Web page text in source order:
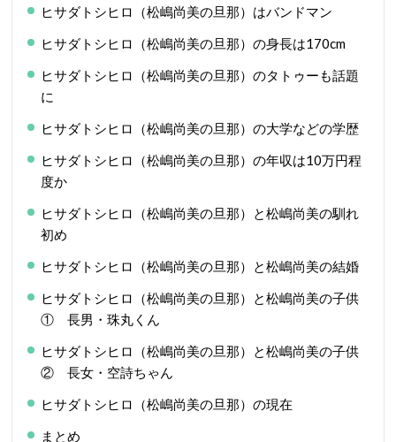
ヒサダトシヒロ（松嶋尚美の旦那）はバンドマン
ヒサダトシヒロ（松嶋尚美の旦那）の身長は170cm
ヒサダトシヒロ（松嶋尚美の旦那）のタトゥーも話題
に
ヒサダトシヒロ（松嶋尚美の旦那）の大学などの学歴
ヒサダトシヒロ（松嶋尚美の旦那）の年収は10万円程
度か
ヒサダトシヒロ（松嶋尚美の旦那）と松嶋尚美の馴れ
初め
ヒサダトシヒロ（松嶋尚美の旦那）と松嶋尚美の結婚
ヒサダトシヒロ（松嶋尚美の旦那）と松嶋尚美の子供
① 長男・珠丸くん
ヒサダトシヒロ（松嶋尚美の旦那）と松嶋尚美の子供
② 長女・空詩ちゃん
ヒサダトシヒロ（松嶋尚美の旦那）の現在
まとめ